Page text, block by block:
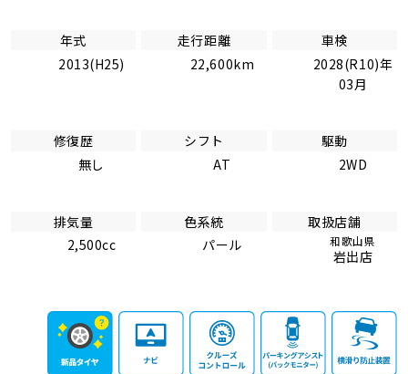
年式
2013(H25)
走行距離
22,600km
車検
2028(R10)年
03月
修復歴
無し
シフト
AT
駆動
2WD
排気量
2,500cc
色系統
パール
取扱店舗
和歌山県
岩出店